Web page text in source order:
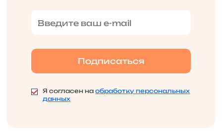
Я согласен наобработку персональных
данных